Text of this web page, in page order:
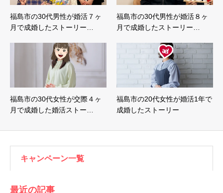
福島市の30代男性が婚活７ヶ
月で成婚したストーリー…
福島市の30代男性が婚活８ヶ
月で成婚したストーリー…
福島市の30代女性が交際４ヶ
月で成婚した婚活ストー…
福島市の20代女性が婚活1年で
成婚したストーリー
キャンペーン一覧
最近の記事